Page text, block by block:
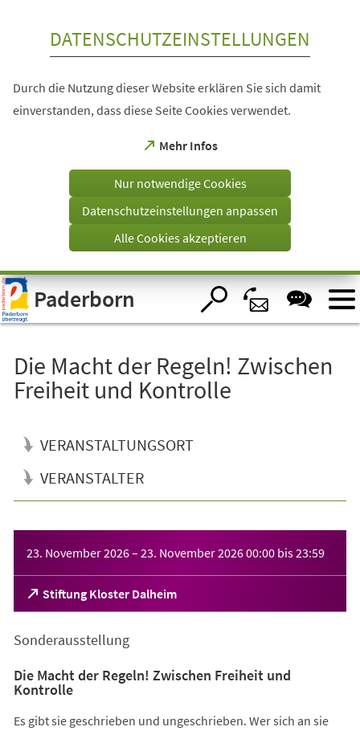
Visuelle
Assistenzsoftware
öffnen.
DATENSCHUTZEINSTELLUNGEN
Durch die Nutzung dieser Website erklären Sie sich damit
einverstanden, dass diese Seite Cookies verwendet.
Mehr Infos
(Öffnet
einem
Tab)
Nur notwendige Cookies
Datenschutzeinstellungen anpassen
Alle Cookies akzeptieren
Paderborn
Die Macht der Regeln! Zwischen
Freiheit und Kontrolle
VERANSTALTUNGSORT
VERANSTALTER
23. November 2026– 23. November 202600:00 bis23:59
Stiftung Kloster Dalheim
(Öffnet
in
neuen
Sonderausstellung
Die Macht der Regeln! Zwischen Freiheit und
Kontrolle
Es gibt sie geschrieben und ungeschrieben. Wer sich an sie